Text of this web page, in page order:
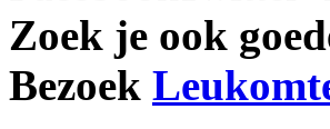
Zoek je ook
Bezoek